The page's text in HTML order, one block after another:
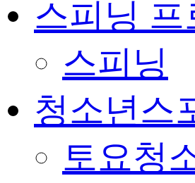
스피닝 프
스피닝
청소년스
토요청